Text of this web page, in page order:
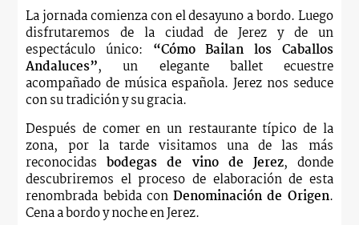
La jornada comienza con el desayuno a bordo. Luego
disfrutaremos de la ciudad de Jerez y de un
espectáculo único: “Cómo Bailan los Caballos
Andaluces”, un elegante ballet ecuestre
acompañado de música española. Jerez nos seduce
con su tradición y su gracia.
Después de comer en un restaurante típico de la
zona, por la tarde visitamos una de las más
reconocidasbodegas de vino de Jerez, donde
descubriremos el proceso de elaboración de esta
renombrada bebida conDenominación de Origen.
Cena a bordo y noche en Jerez.